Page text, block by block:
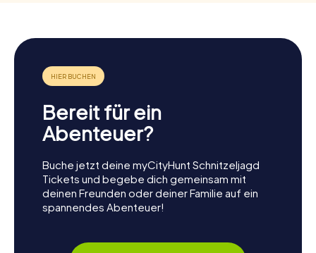
Bereit für ein
Abenteuer?
Buche jetzt deine myCityHunt Schnitzeljagd
Tickets und begebe dich gemeinsam mit
deinen Freunden oder deiner Familie auf ein
spannendes Abenteuer!